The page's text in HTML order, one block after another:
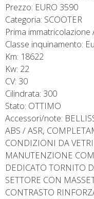
Prezzo: EURO 3590
Categoria: SCOOTER
Prima
Classe inquinamento:
Km: 18622
Kw: 22
CV: 30
Cilindrata: 300
Stato: OTTIMO
Accessori/note:
ABS / ASR,
CONDIZIONI DA
MANUTENZIONE
DEDICATO TORNITO
SETTORE CON
CONTRASTO